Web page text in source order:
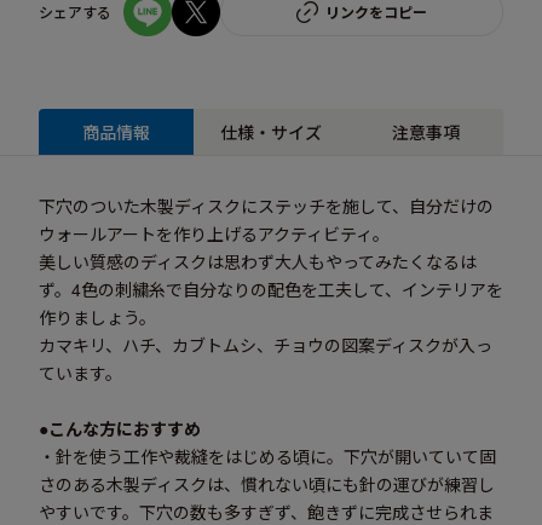
シェアする リンクをコピー
商品情報 仕様・サイズ 注意事項
下穴のついた木製ディスクにステッチを施して、自分だけの
ウォールアートを作り上げるアクティビティ。
美しい質感のディスクは思わず大人もやってみたくなるは
ず。4色の刺繍糸で自分なりの配色を工夫して、インテリアを
作りましょう。
カマキリ、ハチ、カブトムシ、チョウの図案ディスクが入っ
ています。
●こんな方におすすめ
・針を使う工作や裁縫をはじめる頃に。下穴が開いていて固
さのある木製ディスクは、慣れない頃にも針の運びが練習し
やすいです。下穴の数も多すぎず、飽きずに完成させられま